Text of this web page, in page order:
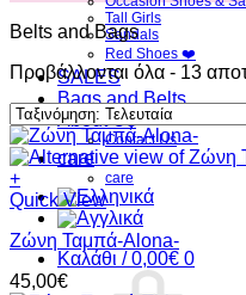
Tall Girls
Sandals
Red Shoes ❤️
SALES
Bags and Belts
About Us
Contact Us
care
care
Καλάθι /0,00€ 0
Belts and Bags
Προβάλλονται όλα - 13
+
Quick View
Ζώνη Ταμπά-Alona-
45,00€